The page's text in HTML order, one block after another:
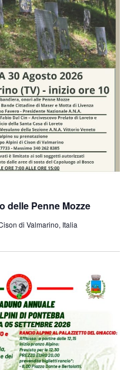
delle Penne Mozze
di Valmarino, Italia